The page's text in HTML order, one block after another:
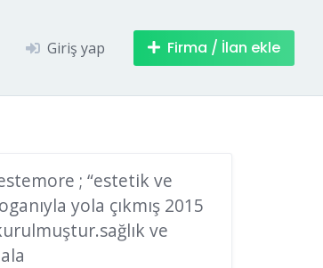
Giriş yap Firma / İlan ekle
; “estetik ve
yola çıkmış 2015
ve